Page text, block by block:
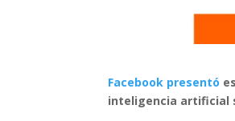
Facebook presentó
inteligencia artificial